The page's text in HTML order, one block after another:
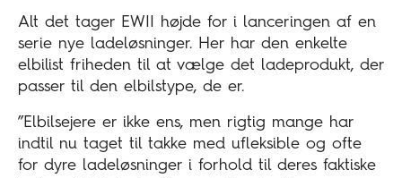
Alt det tager EWII højde for i lanceringen af en
serie nye ladeløsninger. Her har den enkelte
elbilist friheden til at vælge det ladeprodukt, der
passer til den elbilstype, de er.
”Elbilsejere er ikke ens, men rigtig mange har
indtil nu taget til takke med ufleksible og ofte
for dyre ladeløsninger i forhold til deres faktiske